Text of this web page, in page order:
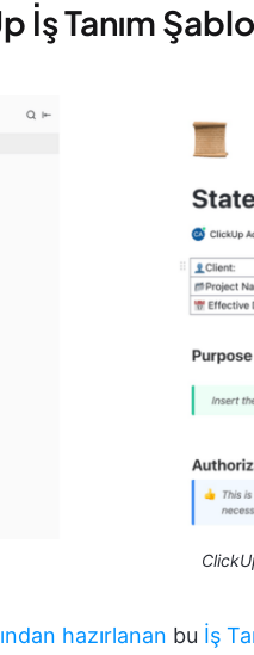
İş Tanım
hazırlanan bu İş